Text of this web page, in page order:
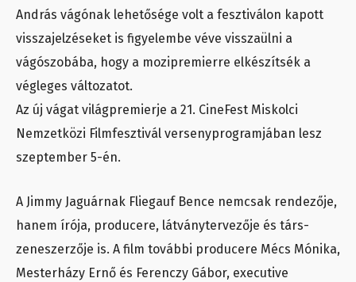
András vágónak lehetősége volt a fesztiválon kapott
visszajelzéseket is figyelembe véve visszaülni a
vágószobába, hogy a mozipremierre elkészítsék a
végleges változatot.
Az új vágat világpremierje a 21. CineFest Miskolci
Nemzetközi Filmfesztivál versenyprogramjában lesz
szeptember 5-én.
A Jimmy Jaguárnak Fliegauf Bence nemcsak rendezője,
hanem írója, producere, látványtervezője és társ-
zeneszerzője is. A film további producere Mécs Mónika,
Mesterházy Ernő és Ferenczy Gábor, executive